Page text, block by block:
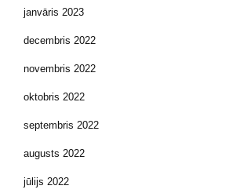
janvāris 2023
decembris 2022
novembris 2022
oktobris 2022
septembris 2022
augusts 2022
jūlijs 2022